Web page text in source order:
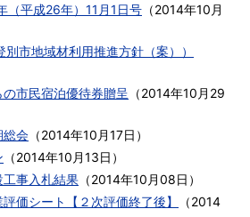
（平成26年）11月1日号 （2014年10月
市地域材利用推進方針（案））
市民宿泊優待券贈呈 （2014年10月29
総会 （2014年10月17日 ）
（2014年10月13日 ）
事入札結果 （2014年10月08日 ）
価シート【２次評価終了後】
（2014